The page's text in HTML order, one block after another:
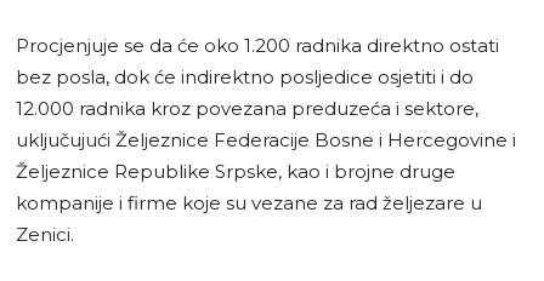
Procjenjuje se da će oko 1.200 radnika direktno ostati
bez posla, dok će indirektno posljedice osjetiti i do
12.000 radnika kroz povezana preduzeća i sektore,
uključujući Željeznice Federacije Bosne i Hercegovine i
Željeznice Republike Srpske, kao i brojne druge
kompanije i firme koje su vezane za rad željezare u
Zenici.